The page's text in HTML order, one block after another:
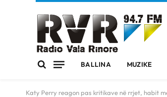
BALLINA MUZIKE
Katy Perry reagon pas kritikave në rrjet, habit